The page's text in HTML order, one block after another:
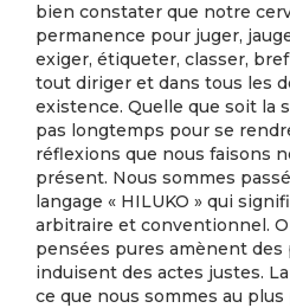
bien constater que notre
permanence pour juger,
exiger, étiqueter, classer,
tout diriger et dans tous les
existence. Quelle que soit la
pas longtemps pour se
réflexions que nous faisons
présent. Nous sommes
langage « HILUKO » qui
arbitraire et conventionnel.
pensées pures amènent des
induisent des actes justes.
ce que nous sommes au